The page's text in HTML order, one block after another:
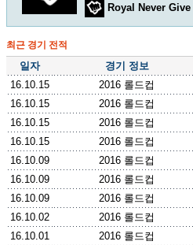
Royal Never Give
최근 경기 전적
일자
경기 정보
16.10.15
2016 롤드컵
16.10.15
2016 롤드컵
16.10.15
2016 롤드컵
16.10.15
2016 롤드컵
16.10.09
2016 롤드컵
16.10.09
2016 롤드컵
16.10.09
2016 롤드컵
16.10.02
2016 롤드컵
16.10.01
2016 롤드컵